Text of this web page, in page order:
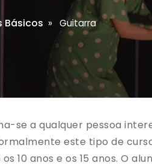
Básicos » Guitarra
se a qualquer pessoa
este tipo de
10 anos e os 15 anos. O